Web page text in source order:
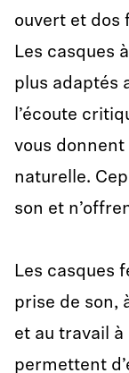
ouvert et dos
Les casques
plus adaptés
l’écoute
vous
naturelle.
son et
Les casques
prise de son,
et au travail
permettent